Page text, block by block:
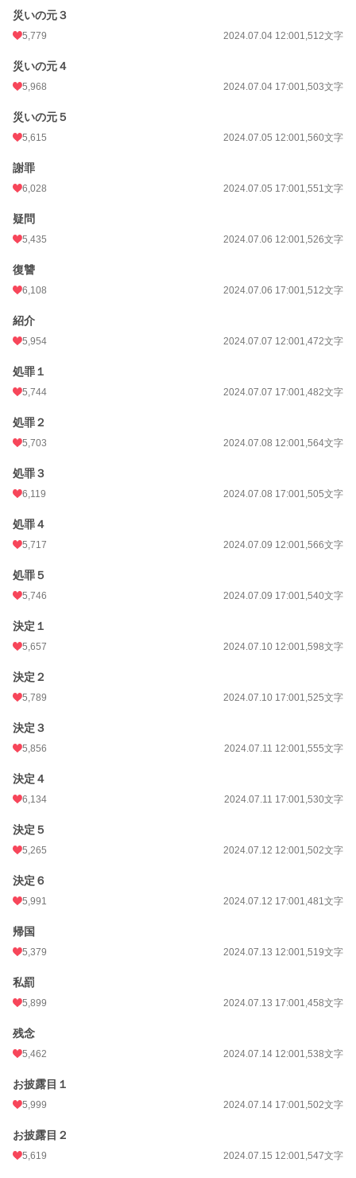
災いの元３
5,779 2024.07.04 12:001,512文字
災いの元４
5,968 2024.07.04 17:001,503文字
災いの元５
5,615 2024.07.05 12:001,560文字
謝罪
6,028 2024.07.05 17:001,551文字
疑問
5,435 2024.07.06 12:001,526文字
復讐
6,108 2024.07.06 17:001,512文字
紹介
5,954 2024.07.07 12:001,472文字
処罪１
5,744 2024.07.07 17:001,482文字
処罪２
5,703 2024.07.08 12:001,564文字
処罪３
6,119 2024.07.08 17:001,505文字
処罪４
5,717 2024.07.09 12:001,566文字
処罪５
5,746 2024.07.09 17:001,540文字
決定１
5,657 2024.07.10 12:001,598文字
決定２
5,789 2024.07.10 17:001,525文字
決定３
5,856 2024.07.11 12:001,555文字
決定４
6,134 2024.07.11 17:001,530文字
決定５
5,265 2024.07.12 12:001,502文字
決定６
5,991 2024.07.12 17:001,481文字
帰国
5,379 2024.07.13 12:001,519文字
私罰
5,899 2024.07.13 17:001,458文字
残念
5,462 2024.07.14 12:001,538文字
お披露目１
5,999 2024.07.14 17:001,502文字
お披露目２
5,619 2024.07.15 12:001,547文字